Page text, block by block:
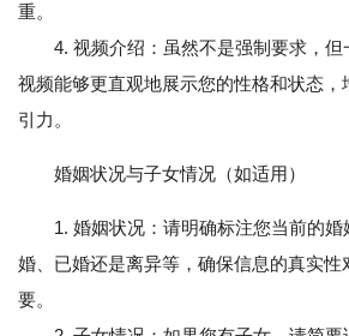
重。
4. 视频介绍：虽然不是强制要求，但
视频能够更直观地展示您的性格和状态，
引力。
婚姻状况与子女情况（如适用）
1. 婚姻状况：请明确标注您当前的
婚、已婚还是离异等，确保信息的真实性
要。